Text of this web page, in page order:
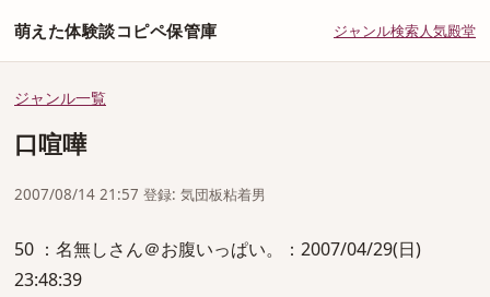
萌えた体験談コピペ保管庫 ジャンル検索人気殿堂
ジャンル一覧
口喧嘩
2007/08/14 21:57 登録: 気団板粘着男
50 ：名無しさん＠お腹いっぱい。：2007/04/29(日)
23:48:39